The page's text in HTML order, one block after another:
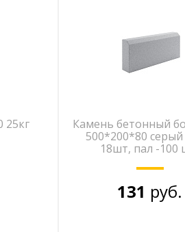
Камень бетонный
500*200*80
18шт, пал -100
131 руб.